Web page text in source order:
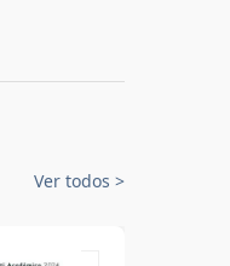
Ver todos >